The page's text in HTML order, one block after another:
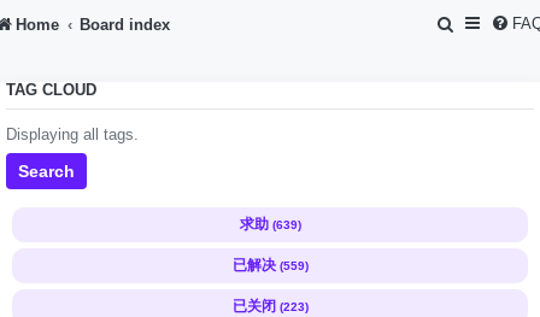
Home Board index
S
TAG CLOUD
Displaying all tags.
Search
求助 (639)
已解决 (559)
已关闭 (223)